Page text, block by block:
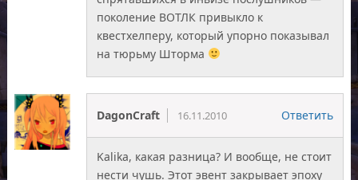
поколение ВОТЛК привыкло к
квестхелперу, который упорно показывал
на тюрьму Шторма
DagonCraft 16.11.2010 Ответить
Kalika, какая разница? И вообще, не стоит
нести чушь. Этот эвент закрывает эпоху